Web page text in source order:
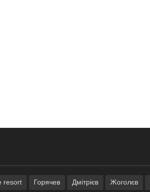
resort Горячев Дмітрієв Жоголєв